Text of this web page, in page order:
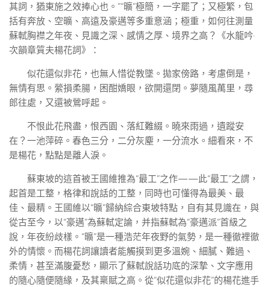
其詞，猶東施之效捧心也。”“曠”極簡，一字罷了；又極繁，包
括有奔放、空曠、高遠及豪邁等多重意涵；極重，如何往測量
蘇軾胸襟之年夜、見識之深、感情之厚、境界之高？《水龍吟·
次韻章質夫楊花詞》：
似花還似非花，也無人惜從教墜。拋家傍路，考慮倒是，
無情有思。縈損柔腸，困酣嬌眼，欲開還閉。夢隨風萬里，尋
郎往處，又還被鶯呼起。
不恨此花飛盡，恨西園、落紅難綴。曉來雨過，遺蹤安
在？一池萍碎。春色三分，二分灰塵，一分流水。細看來，不
是楊花，點點是離人淚。
蘇東坡的這首被王國維推為“最工”之作——此“最工”之謂，
起首是工整，格律和說話的工整，同時也可懂得為最美、最
佳、最精。王國維以“曠”歸納綜合東坡特點，自有其見識在，與
從古至今，以“豪邁”為蘇軾定論，并指蘇軾為“豪邁派”首級之
說，年夜紛歧樣。“曠”是一種浩茫年夜野的氣勢，是一種徹裡徹
外的情懷。而楊花詞讓讀者能觸摸到更多溫婉、細膩、難過、
柔情，甚至滿腹憂愁，顯示了蘇軾說話功底的深摯、文字應用
的隨心隨便隨緣，及其稟賦之高。從“似花還似非花”的楊花進手